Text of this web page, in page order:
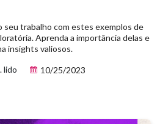
trabalho com estes exemplos de
Aprenda a importância delas e
insights valiosos.
lido
10/25/2023